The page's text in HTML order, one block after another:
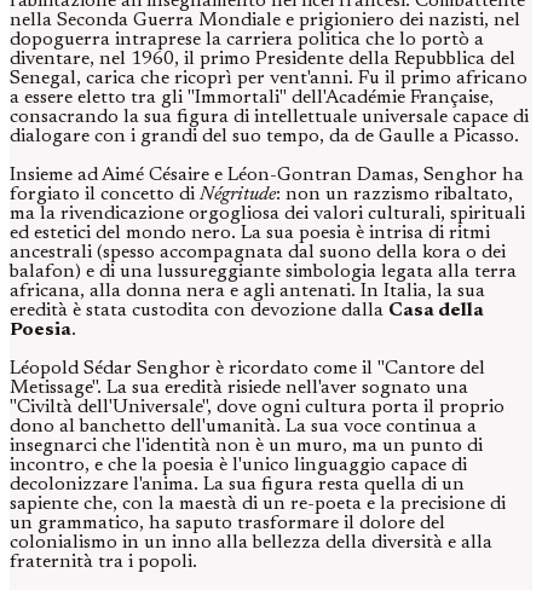
nella Seconda Guerra Mondiale e prigioniero dei nazisti, nel
dopoguerra intraprese la carriera politica che lo portò a
diventare, nel 1960, il primo Presidente della Repubblica del
Senegal, carica che ricoprì per vent'anni. Fu il primo africano
a essere eletto tra gli "Immortali" dell'Académie Française,
consacrando la sua figura di intellettuale universale capace di
dialogare con i grandi del suo tempo, da de Gaulle a Picasso.
Insieme ad Aimé Césaire e Léon-Gontran Damas, Senghor ha
forgiato il concetto di Négritude: non un razzismo ribaltato,
ma la rivendicazione orgogliosa dei valori culturali, spirituali
ed estetici del mondo nero. La sua poesia è intrisa di ritmi
ancestrali (spesso accompagnata dal suono della kora o dei
balafon) e di una lussureggiante simbologia legata alla terra
africana, alla donna nera e agli antenati. In Italia, la sua
eredità è stata custodita con devozione dalla Casa della
Poesia.
Léopold Sédar Senghor è ricordato come il "Cantore del
Metissage". La sua eredità risiede nell'aver sognato una
"Civiltà dell'Universale", dove ogni cultura porta il proprio
dono al banchetto dell'umanità. La sua voce continua a
insegnarci che l'identità non è un muro, ma un punto di
incontro, e che la poesia è l'unico linguaggio capace di
decolonizzare l'anima. La sua figura resta quella di un
sapiente che, con la maestà di un re-poeta e la precisione di
un grammatico, ha saputo trasformare il dolore del
colonialismo in un inno alla bellezza della diversità e alla
fraternità tra i popoli.